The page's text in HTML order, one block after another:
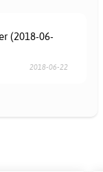
(2018-06-
2018-06-22